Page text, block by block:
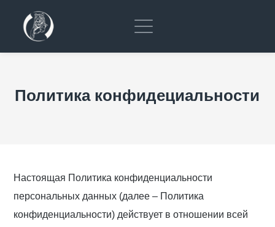
Политика конфидециальности
Настоящая Политика конфиденциальности
персональных данных (далее – Политика
конфиденциальности) действует в отношении всей